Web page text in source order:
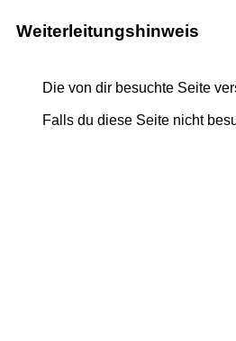
Weiterleitungshinweis
Die von dir besuchte Seite
Falls du diese Seite nicht